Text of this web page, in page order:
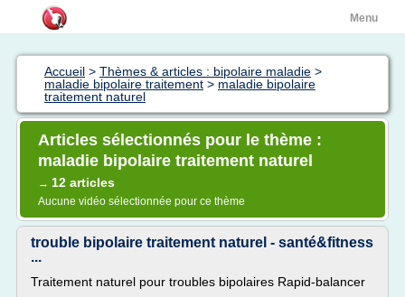
Menu
Accueil > Thèmes & articles : bipolaire maladie >
maladie bipolaire traitement > maladie bipolaire
traitement naturel
Articles sélectionnés pour le thème :
maladie bipolaire traitement naturel
→ 12 articles
Aucune vidéo sélectionnée pour ce thème
trouble bipolaire traitement naturel - santé&fitness
...
Traitement naturel pour troubles bipolaires Rapid-balancer